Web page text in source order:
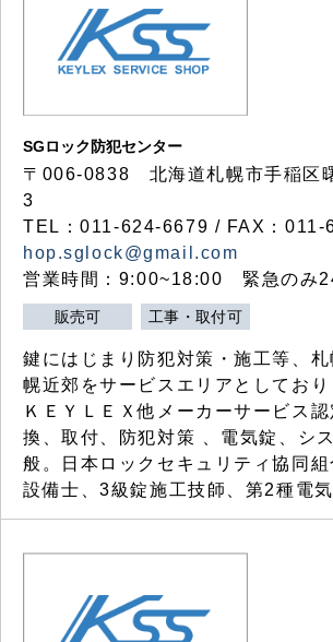
SGロック防犯センター
〒006-0838 北海道札幌市手稲区
3
TEL：011-624-6679 / FAX：011-
hop.sglock@gmail.com
営業時間：9:00~18:00 緊急のみ
販売可 工事・取付可
鍵にはじまり防犯対策・施工等、
幌近郊をサービスエリアとしており
ＫＥＹＬＥＸ他メーカーサービス
換、取付、防犯対策 、電気錠、シ
般。日本ロックセキュリティ協同
設備士、3級錠施工技師、第2種電